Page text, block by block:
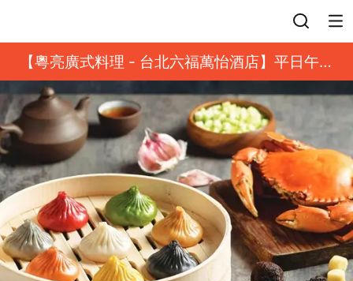
【粵亮廣式料理 - 台北六福萬怡酒店】平日午餐
8 折起｜靓港點套餐